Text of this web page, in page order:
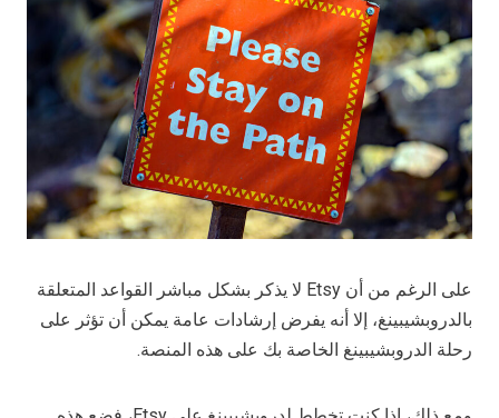
على الرغم من أن Etsy لا يذكر بشكل مباشر القواعد المتعلقة
بالدروبشيبينغ، إلا أنه يفرض إرشادات عامة يمكن أن تؤثر على
رحلة الدروبشيبينغ الخاصة بك على هذه المنصة.